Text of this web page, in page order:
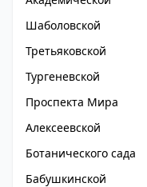
Шаболовской
Третьяковской
Тургеневской
Проспекта Мира
Алексеевской
Ботанического сада
Бабушкинской